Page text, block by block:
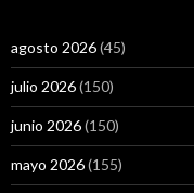
agosto 2026(45)
julio 2026(150)
junio 2026(150)
mayo 2026(155)